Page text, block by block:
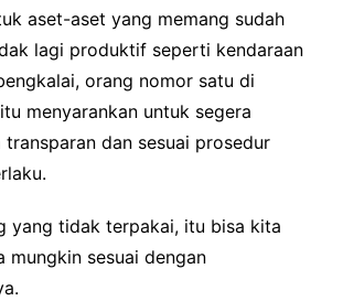
aset-aset yang memang sudah
lagi produktif seperti kendaraan
orang nomor satu di
menyarankan untuk segera
dan sesuai prosedur
yang tidak terpakai, itu bisa kita
mungkin sesuai dengan